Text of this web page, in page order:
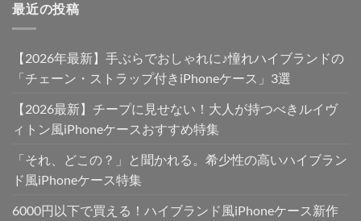
最近の投稿
【2026年最新】手ぶらでおしゃれに♪憧れハイブランドの
「チェーン・ストラップ付きiPhoneケース」3選
【2026最新】チープに見せない！大人が持つべきルイヴ
ィトン風iPhoneケースおすすめ特集
「それ、どこの？」と聞かれる。希少性の高いハイブラン
ド風iPhoneケース特集
6000円以下で買える！ハイブランド風iPhoneケース新作